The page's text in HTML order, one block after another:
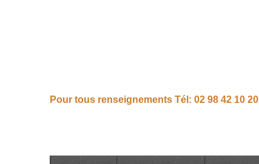
Pour tous renseignements Tél: 02 98 42 10 20